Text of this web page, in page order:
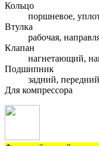
Кольцо
поршневое,
Втулка
рабочая,
Клапан
нагнетающий,
Подшипник
задний, передний
Для компрессора